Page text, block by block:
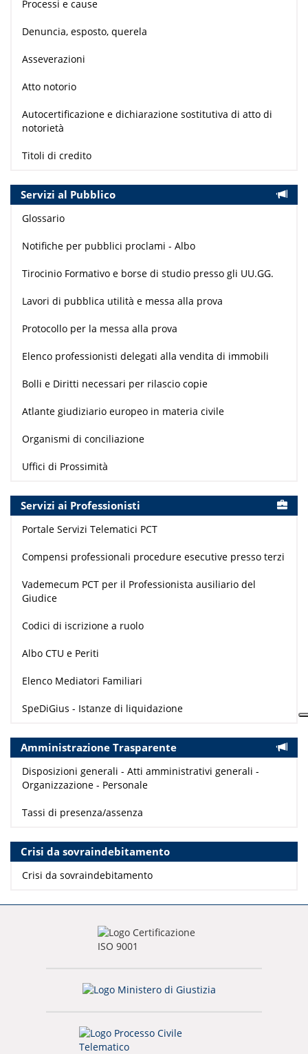
Processi e cause
Denuncia, esposto, querela
Asseverazioni
Atto notorio
Autocertificazione e dichiarazione sostitutiva di atto di
notorietà
Titoli di credito
Servizi al Pubblico
Glossario
Notifiche per pubblici proclami - Albo
Tirocinio Formativo e borse di studio presso gli UU.GG.
Lavori di pubblica utilità e messa alla prova
Protocollo per la messa alla prova
Elenco professionisti delegati alla vendita di immobili
Bolli e Diritti necessari per rilascio copie
Atlante giudiziario europeo in materia civile
Organismi di conciliazione
Uffici di Prossimità
Servizi ai Professionisti
Portale Servizi Telematici PCT
Compensi professionali procedure esecutive presso terzi
Vademecum PCT per il Professionista ausiliario del
Giudice
Codici di iscrizione a ruolo
Albo CTU e Periti
Elenco Mediatori Familiari
SpeDiGius - Istanze di liquidazione
Amministrazione Trasparente
Disposizioni generali - Atti amministrativi generali -
Organizzazione - Personale
Tassi di presenza/assenza
Crisi da sovraindebitamento
Crisi da sovraindebitamento